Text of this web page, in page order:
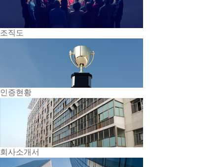
조직도
인증현황
회사소개서